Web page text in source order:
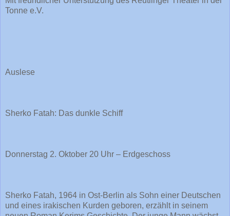
Tonne e.V.
Auslese
Sherko Fatah: Das dunkle Schiff
Donnerstag 2. Oktober 20 Uhr – Erdgeschoss
Sherko Fatah, 1964 in Ost-Berlin als Sohn einer Deutschen
und eines irakischen Kurden geboren, erzählt in seinem